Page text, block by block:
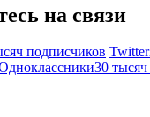
на связи
подписчиков Twitter
30